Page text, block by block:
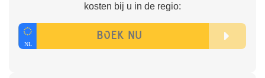
kosten bij u in de regio: